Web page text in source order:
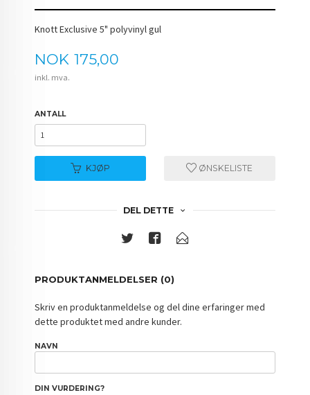
Knott Exclusive 5" polyvinyl gul
Pris
NOK 175,00
inkl. mva.
ANTALL
KJØP ØNSKELISTE
DEL DETTE
PRODUKTANMELDELSER (0)
Skriv en produktanmeldelse og del dine erfaringer med
dette produktet med andre kunder.
NAVN
DIN VURDERING?